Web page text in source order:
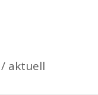
/ aktuell